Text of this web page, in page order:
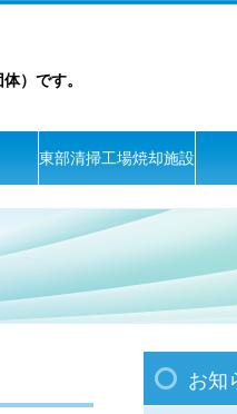
）です。
東部清掃工場焼却施設
お知